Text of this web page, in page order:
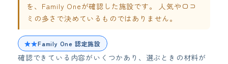
を、Family Oneが確認した施設です。 人気や口コ
ミの多さで決めているものではありません。
★★Family One 認定施設
確認できている内容がいくつかあり、選ぶときの材料が